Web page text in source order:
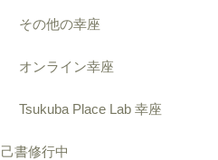
その他の幸座
オンライン幸座
Tsukuba Place Lab 幸座
己書修行中